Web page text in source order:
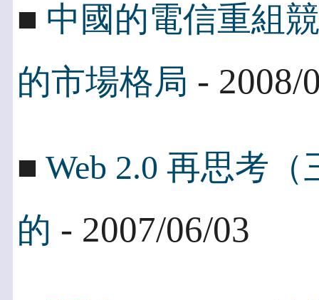
■ 中國的電信重組
的市場格局 - 2008/
■ Web 2.0 再思考
的 - 2007/06/03